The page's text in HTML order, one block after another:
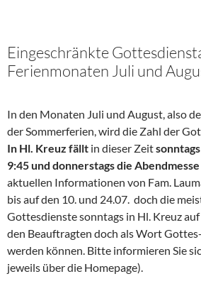
Eingeschränkte
Ferienmonaten Juli und
In den Monaten Juli und August, also
der Sommerferien, wird die Zahl der
In Hl. Kreuz fällt in dieser Zeit
9:45 und donnerstags die
aktuellen Informationen von Fam.
bis auf den 10. und 24.07. doch die
Gottesdienste sonntags in Hl. Kreuz
den Beauftragten doch als Wort
werden können. Bitte informieren Sie
jeweils über die Homepage).